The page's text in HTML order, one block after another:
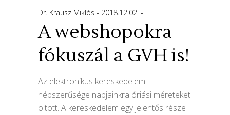
Dr. Krausz Miklós 2018.12.02.
A webshopokra
fókuszál a GVH is!
Az elektronikus kereskedelem
népszerűsége napjainkra óriási méreteket
öltött. A kereskedelem egy jelentős része